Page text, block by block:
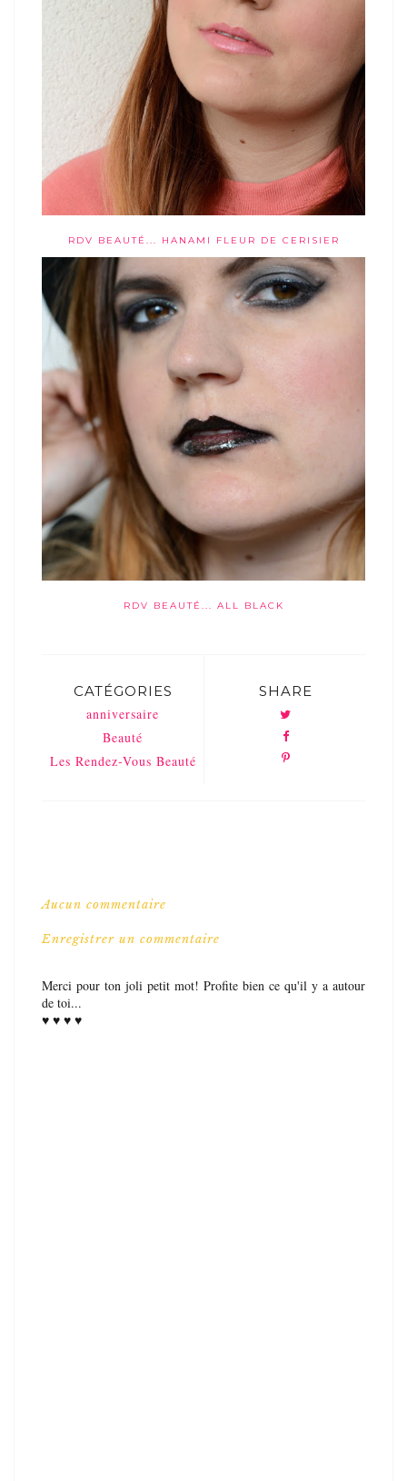
RDV BEAUTÉ... HANAMI FLEUR DE CERISIER
RDV BEAUTÉ... ALL BLACK
CATÉGORIES
anniversaire
Beauté
Les Rendez-Vous Beauté
SHARE
Aucun commentaire
Enregistrer un commentaire
Merci pour ton joli petit mot! Profite bien ce qu'il y a autour
de toi...
♥ ♥ ♥ ♥